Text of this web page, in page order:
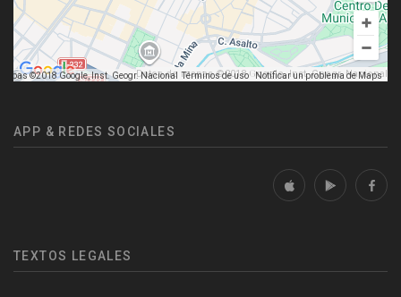
©2018 Google, Inst. Geogr. NacionalDatos de mapas ©2018 Google, Inst. Geogr. Nacional
Términos de uso Notificar un problema de Maps
APP & REDES SOCIALES
TEXTOS LEGALES